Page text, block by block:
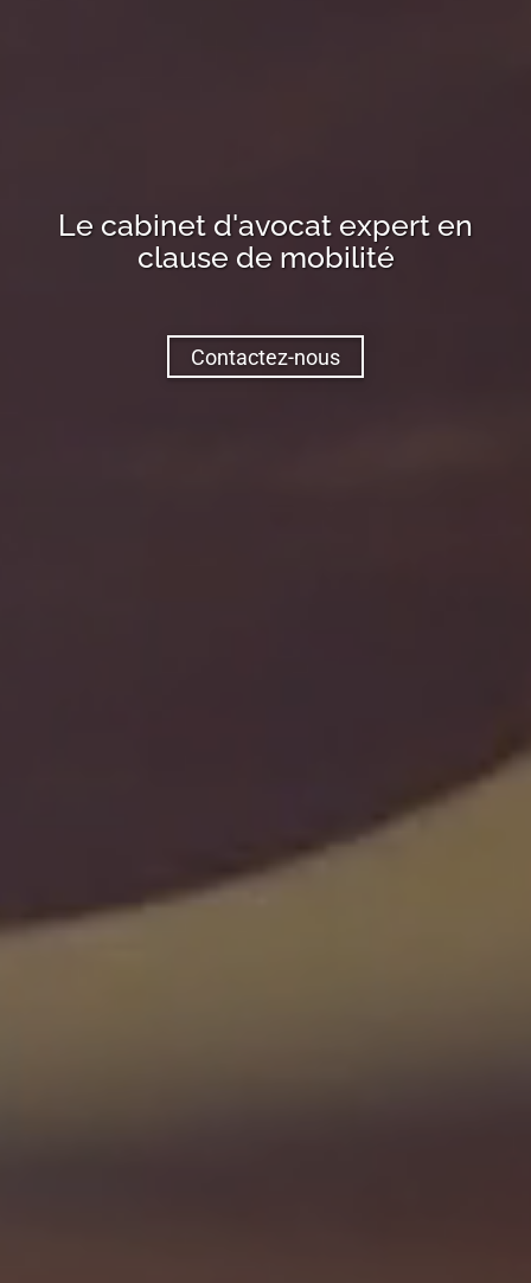
Le cabinet d'avocat expert en
clause de mobilité
Contactez-nous